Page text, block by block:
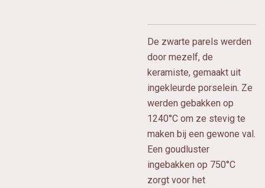
De zwarte parels werden
door mezelf, de
keramiste, gemaakt uit
ingekleurde porselein. Ze
werden gebakken op
1240°C om ze stevig te
maken bij een gewone val.
Een goudluster
ingebakken op 750°C
zorgt voor het